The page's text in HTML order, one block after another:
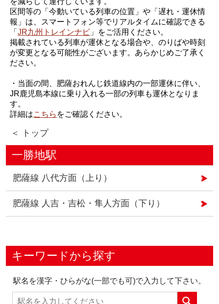
区間等の「今動いている列車の位置」や「遅れ・運休情
報」は、スマートフォン等でリアルタイムに確認できる
「JR九州トレインナビ 」をご活用ください。
掲載されている列車が運休となる場合や、のりばや時刻
が変更となる可能性がございます。あらかじめご了承く
ださい。
・当面の間、肥薩おれんじ鉄道線内の一部運休に伴い、
JR鹿児島本線に乗り入れる一部の列車も運休となりま
す。
詳細はこちら をご確認ください。
＜ トップ
一勝地駅
肥薩線 八代方面（上り）
肥薩線 人吉・吉松・隼人方面（下り）
キーワードから探す
駅名を漢字・ひらがな(一部でも可)で入力して下さい。